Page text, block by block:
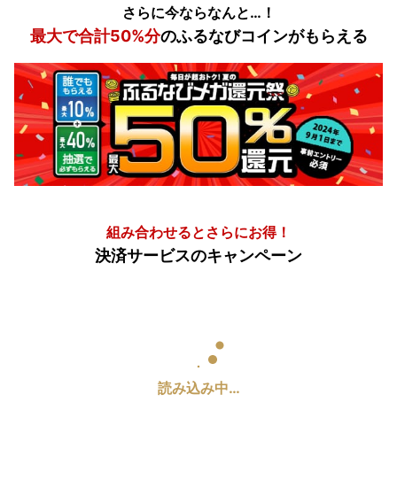
さらに今ならなんと…！
最大で合計50%分のふるなびコインがもらえる
組み合わせるとさらにお得！
決済サービスのキャンペーン
読み込み中…